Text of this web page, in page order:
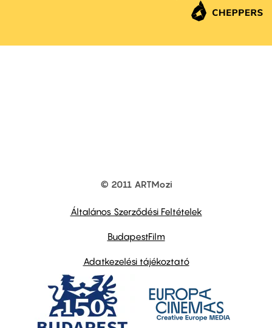
© 2011 ARTMozi
Általános Szerződési Feltételek
BudapestFilm
Adatkezelési tájékoztató